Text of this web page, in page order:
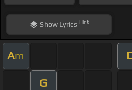
ShowLyrics Hint
Am
G